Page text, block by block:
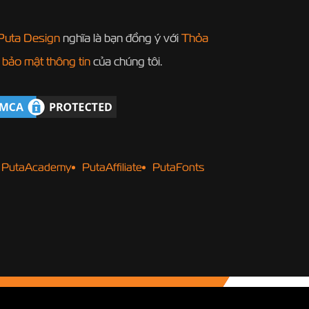
Designnghĩa là bạn đồng ý với Thỏa
mật thông tincủa chúng tôi.
PutaAcademy PutaAffiliate PutaFonts